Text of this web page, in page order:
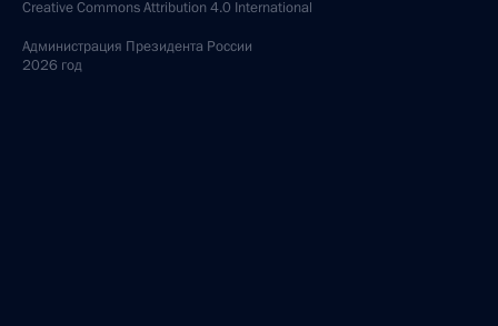
Creative Commons Attribution 4.0 International
Администрация Президента России
2026 год